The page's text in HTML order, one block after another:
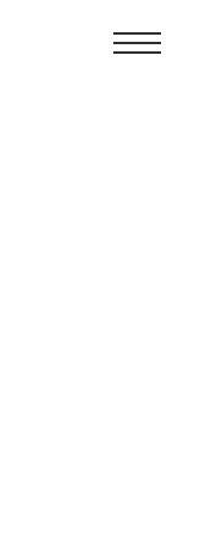
Toggle